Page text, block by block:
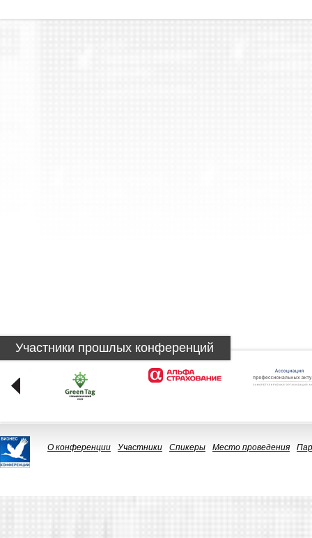
Участники прошлых конференций
О конференции Участники Спикеры Место проведения